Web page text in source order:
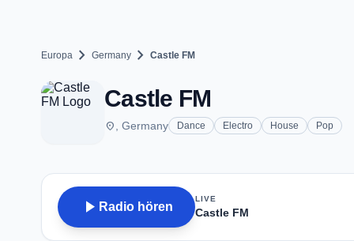
Europa chevron_right Germany chevron_right Castle FM
Castle FM
place , Germany Dance Electro House Pop
play_arrow Radio hören
LIVE
Castle FM